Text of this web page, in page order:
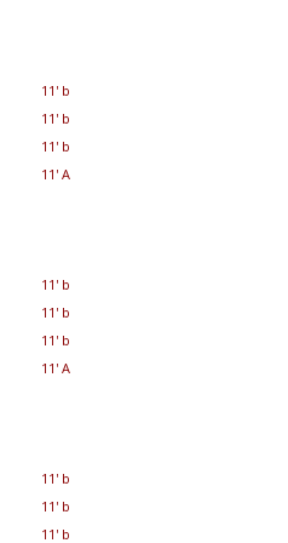
11' b
11' b
11' b
11' A
11' b
11' b
11' b
11' A
11' b
11' b
11' b